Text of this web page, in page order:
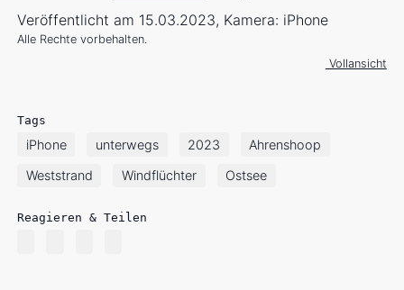
Veröffentlicht am 15.03.2023, Kamera: iPhone
Alle Rechte vorbehalten.
Vollansicht
Tags
iPhone unterwegs 2023 Ahrenshoop
Weststrand Windflüchter Ostsee
Reagieren & Teilen